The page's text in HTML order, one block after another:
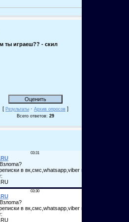
ты играеш?? - скил
[ Результаты · Архив опросов ]
Всего ответов: 29